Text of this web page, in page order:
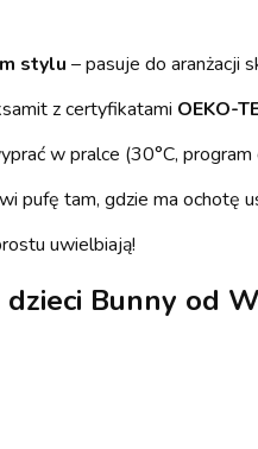
stylu – pasuje do aranżacji
z certyfikatami OEKO-
w pralce (30°C, program
pufę tam, gdzie ma ochotę
uwielbiają!
Bunny od